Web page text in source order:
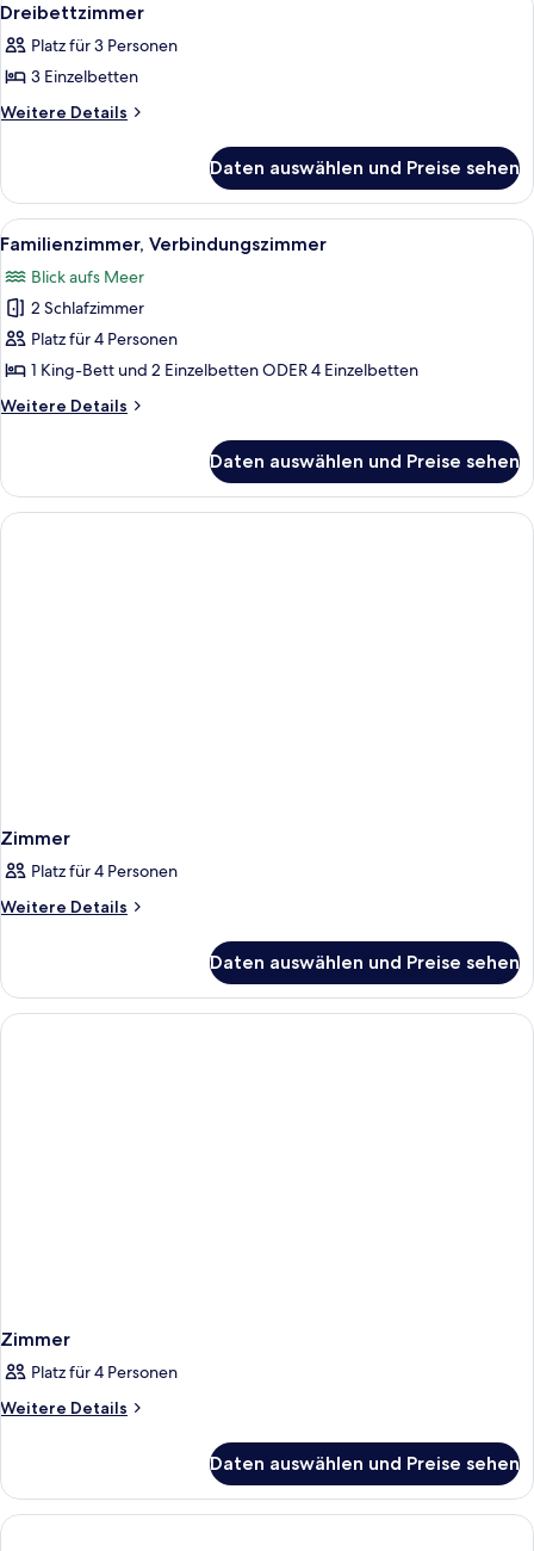
Fotos
für
Dreibettzimmer
anzeigen
9
Dreibettzimmer
Platz für 3 Personen
3 Einzelbetten
Weitere Details
Weitere
Daten auswählen und Preise sehen
Alle
Fotos
für
Familienzimmer,
Verbindungszimmer
anzeigen
Ein Hotelzimmer mit zwei Betten,
15
Familienzimmer, Verbindungszimmer
Blick aufs Meer
2 Schlafzimmer
Platz für 4 Personen
1 King-Bett und 2 Einzelbetten ODER 4 Einzelbetten
Weitere Details
Weitere
Verbindungszimmer
Daten auswählen und Preise sehen
Zimmer
Platz für 4 Personen
Weitere Details
Weitere
Daten auswählen und Preise sehen
Zimmer
Platz für 4 Personen
Weitere Details
Weitere
Daten auswählen und Preise sehen